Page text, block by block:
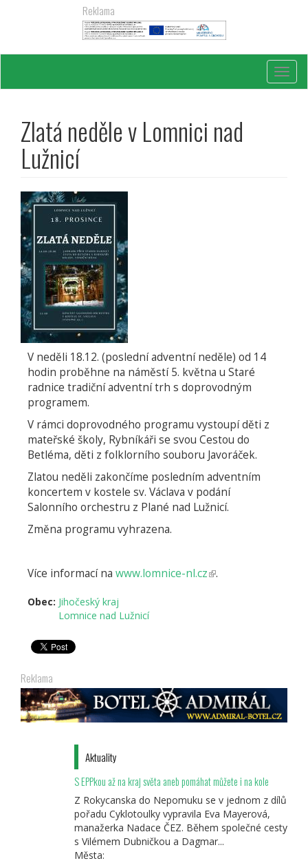
Reklama
Zlatá neděle v Lomnici nad
Lužnicí
V neděli 18.12. (poslední adventní neděle) od 14
hodin proběhne na náměstí 5. května u Staré
radnice tradiční adventní trh s doprovodným
programem.
V rámci doprovodného programu vystoupí děti z
mateřské školy, Rybníkáři se svou Cestou do
Betléma, děti z folklorního souboru Javoráček.
Zlatou neděli zakončíme posledním adventním
koncertem v kostele sv. Václava v podání
Salonního orchestru z Plané nad Lužnicí.
Změna programu vyhrazena.
Více informací na www.lomnice-nl.cz(odkaz
.
Obec: Jihočeský kraj
Lomnice nad Lužnicí
Reklama
Aktuality
S EPPkou až na kraj světa aneb pomáhat můžete i na kole
Z Rokycanska do Nepomuku se v jednom z dílů
pořadu Cyklotoulky vypravila Eva Mayerová,
manažerka Nadace ČEZ. Během společné cesty
s Vilémem Dubničkou a Dagmar...
Města: